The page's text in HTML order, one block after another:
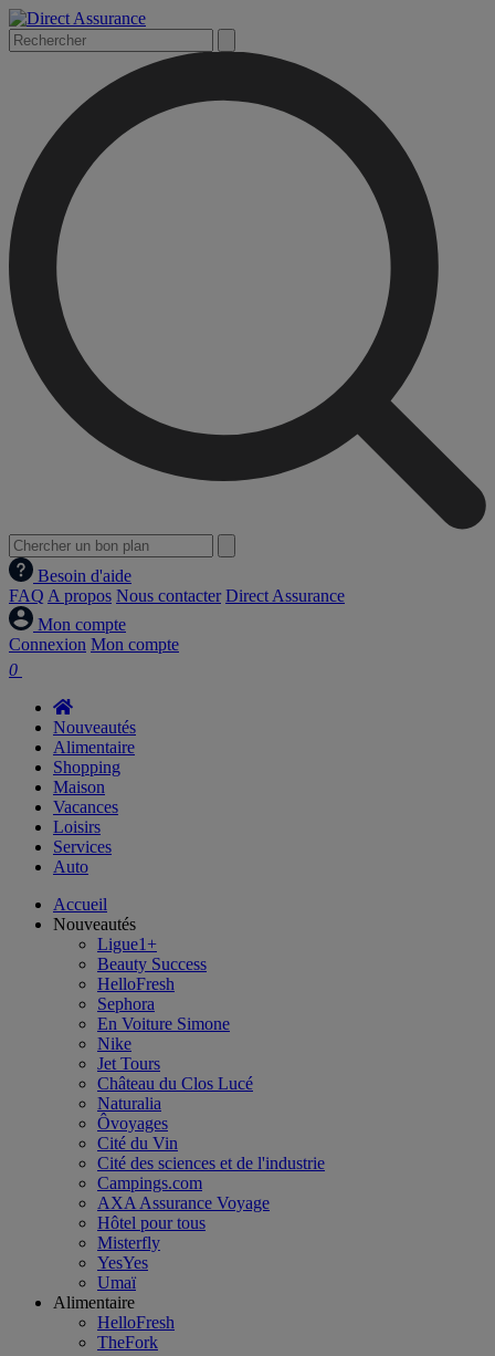
Besoin d'aide
FAQ A propos Nous contacter Direct Assurance
Mon compte
Connexion Mon compte
0
Nouveautés
Alimentaire
Shopping
Maison
Vacances
Loisirs
Services
Auto
Accueil
Nouveautés
Ligue1+
Beauty Success
HelloFresh
Sephora
En Voiture Simone
Nike
Jet Tours
Château du Clos Lucé
Naturalia
Ôvoyages
Cité du Vin
Cité des sciences et de l'industrie
Campings.com
AXA Assurance Voyage
Hôtel pour tous
Misterfly
YesYes
Umaï
Alimentaire
HelloFresh
TheFork